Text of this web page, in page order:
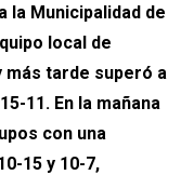
la Municipalidad de
local de
más tarde superó a
11. En la mañana
con una
15 y 10-7,